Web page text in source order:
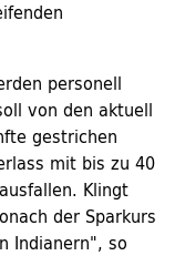
personell
von den aktuell
gestrichen
mit bis zu 40
Klingt
der Sparkurs
Indianern", so